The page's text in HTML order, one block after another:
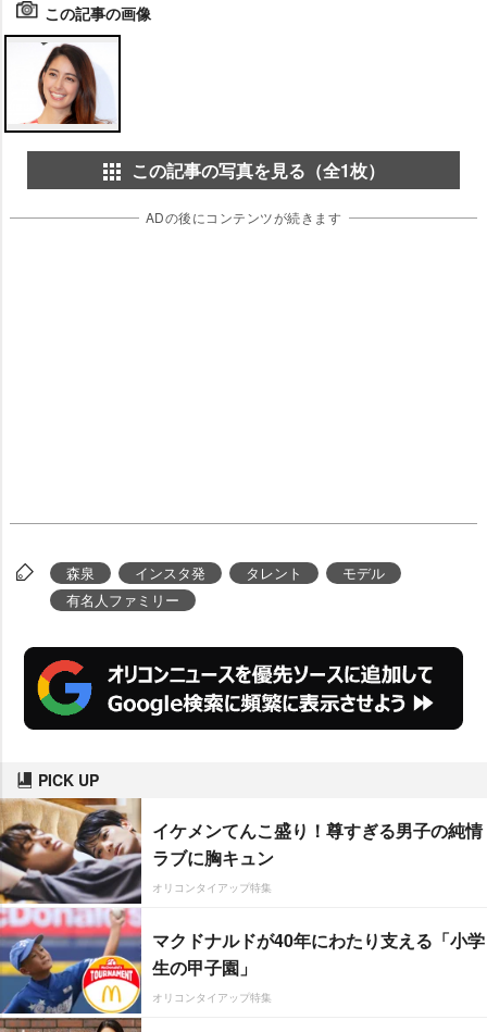
この記事の画像
この記事の写真を見る（全1枚）
ADの後にコンテンツが続きます
森泉 インスタ発 タレント
モデル
有名人ファミリー
PICK UP
イケメンてんこ盛り！尊すぎる男子の純情
ラブに胸キュン
オリコンタイアップ特集
マクドナルドが40年にわたり支える「小学
生の甲子園」
オリコンタイアップ特集